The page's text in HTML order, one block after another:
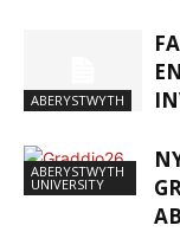
ABERYSTWYTH
ABERYSTWYTH
UNIVERSITY